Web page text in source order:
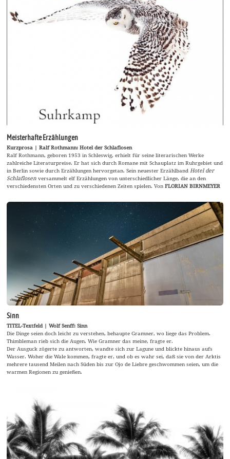
Meisterhafte Erzählungen
Kurzprosa | Ralf Rothmann: Hotel der Schlaflosen
Ralf Rothmann, geboren 1953 in Schleswig, erhielt für seine literarischen Werke
zahlreiche Literaturpreise. Er hat sich durch Romane mit Schauplatz im Ruhrgebiet und
in Berlin sowie durch Erzählungen hervorgetan. Sein neuester ErzählbandHotel der
Schlaflosen versammelt elf Erzählungen von unterschiedlicher Länge, die an den
verschiedensten Orten und zu verschiedenen Zeiten spielen. VonFLORIAN BIRNMEYER
Sinn
TITEL-Textfeld | Wolf Senff: Sinn
Die Dinge seien doch leicht zu verstehen, behaupte Gramner, wo liege das Problem.
Thimbleman rieb sich die Augen. Wie Gramner das meine, fragte er.
Der Ausguck zögerte zu antworten, wandte sich zur Lagune und blickte hinaus aufs
Wasser. Woher die Wale kommen, fragte er, und ob es wahr sei, daß sie von der Arktis
mehrere tausend Meilen nach Süden bis zur Ojo de Liebre geschwommen seien, um die
warmen Regionen zu genießen.